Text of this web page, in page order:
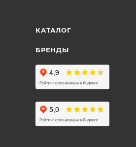
КАТАЛОГ
БРЕНДЫ